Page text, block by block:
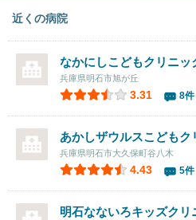
近くの病院
なかにしこどもクリニッ
兵庫県明石市旭が丘
3.31 8件
あかしザウルスこどもク
兵庫県明石市大久保町谷八木
4.43 5件
明石なないろキッズクリ